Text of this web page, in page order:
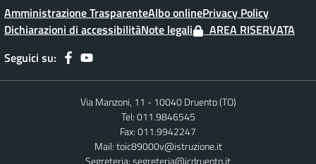
Amministrazione TrasparenteAlbo onlinePrivacy Policy
Dichiarazioni di accessibilitàNote legali
AREA RISERVATA
Seguici su:
Via Manzoni, 11 - 10040 Druento (TO)
Tel: 011.9846545
Fax: 011.9942247
Mail:toic89000v@istruzione.it
Segreteria:segreteria@icdruento.it